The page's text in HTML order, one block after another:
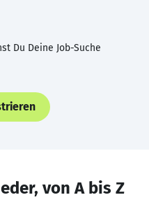
Du Deine Job-Suche
von A bis Z